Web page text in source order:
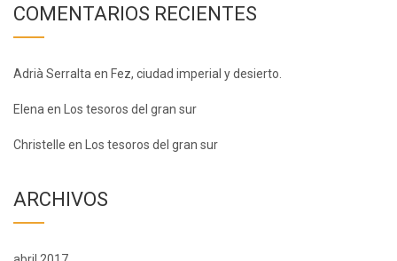
COMENTARIOS RECIENTES
Adrià Serralta en Fez, ciudad imperial y desierto.
Elena en Los tesoros del gran sur
Christelle en Los tesoros del gran sur
ARCHIVOS